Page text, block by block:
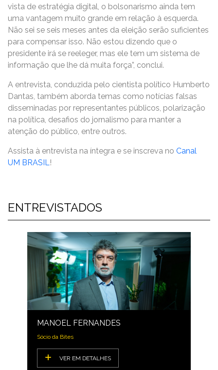
vista de estratégia digital, o bolsonarismo ainda tem
uma vantagem muito grande em relação à esquerda.
Não sei se seis meses antes da eleição serão suficientes
para compensar isso. Não estou dizendo que o
presidente irá se reeleger, mas ele tem um sistema de
informação que lhe dá muita força”, conclui.
A entrevista, conduzida pelo cientista político Humberto
Dantas, também aborda temas como notícias falsas
disseminadas por representantes públicos, polarização
na política, desafios do jornalismo para manter a
atenção do público, entre outros.
Assista à entrevista na íntegra e se inscreva no Canal
UM BRASIL!
ENTREVISTADOS
MANOEL FERNANDES
Sócio da Bites
VER EM DETALHES